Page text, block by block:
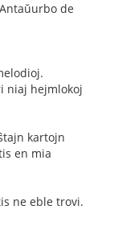
de
niaj hejmlokoj
kartojn
en mia
ne eble trovi.